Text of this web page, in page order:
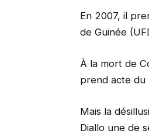
En 2007, il
de Guinée
À la mort de
prend acte du
Mais la
Diallo une de